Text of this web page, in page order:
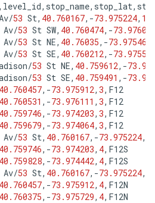
, level_id, stop_name, stop_lat,
/53 St, 40.760167, -73.975224, 1
Av/53 St SW, 40.760474, -
Av/53 St NE, 40.76035, -73.97546
Av/53 St SE, 40.760212, -
/53 St NE, 40.759612, -
/53 St SE, 40.759491 , -
40.760457, -73.975912, 3, F12
40.760531 , -73.976111 , 3, F12
40.759746, -73.974203, 3, F12
40.759679, -73.974064, 3, F12
Av/53 St, 40.760167, -73.975224,
40.759746, -73.974203, 4, F12S
40.759828, -73.974442, 4, F12S
Av/53 St, 40.760167, -73.975224,
40.760457, -73.975912, 4, F12N
40.760375, -73.975729, 4, F12N